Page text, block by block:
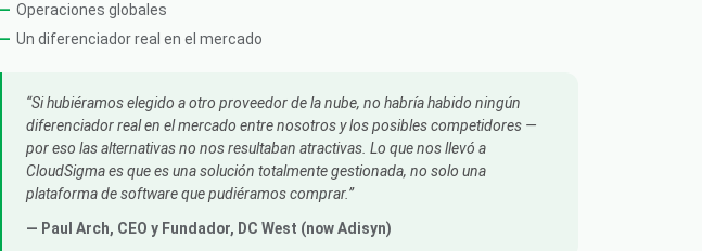
Operaciones globales
Un diferenciador real en el mercado
Si hubiéramos elegido a otro proveedor de la nube, no habría habido ningún
diferenciador real en el mercado entre nosotros y los posibles competidores —
por eso las alternativas no nos resultaban atractivas. Lo que nos llevó a
CloudSigma es que es una solución totalmente gestionada, no solo una
plataforma de software que pudiéramos comprar.
— Paul Arch, CEO y Fundador, DC West (now Adisyn)